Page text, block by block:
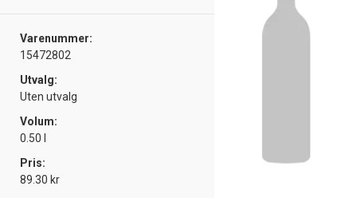
Varenummer:
15472802
Utvalg:
Uten utvalg
Volum:
0.50 l
Pris:
89.30 kr